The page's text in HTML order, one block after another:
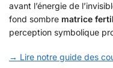
avant l’énergie de
fond sombre matrice
perception symbolique
→ Lire notre guide des